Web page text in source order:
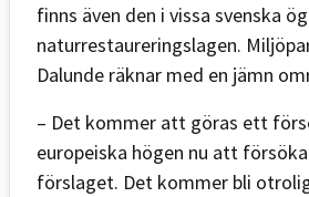
finns även den i vissa svenska
naturrestaureringslagen.
Dalunde räknar med en jämn
– Det kommer att göras ett
europeiska högen nu att
förslaget. Det kommer bli